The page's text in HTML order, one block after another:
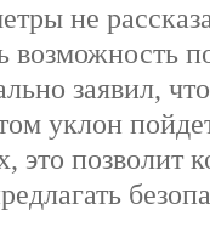
не
заявил,
уклон
это позволит